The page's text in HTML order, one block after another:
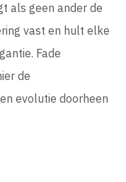
als geen ander de
vast en hult elke
Fade
de
evolutie doorheen